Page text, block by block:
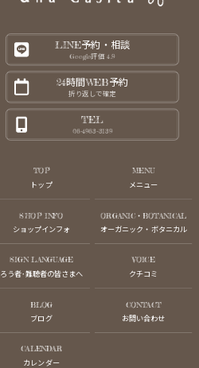
LINE予約・相談
Google評価 4.9
24時間WEB予約
折り返しで確定
TEL
06-4963-3139
TOP
トップ
MENU
メニュー
SHOP INFO
ショップインフォ
ORGANIC・BOTANICAL
オーガニック・ボタニカル
SIGN LANGUAGE
ろう者･難聴者の皆さまへ
VOICE
クチコミ
BLOG
ブログ
CONTACT
お問い合わせ
CALENDAR
カレンダー